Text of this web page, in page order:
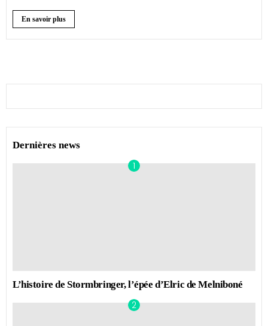
En savoir plus
Dernières news
L’histoire de Stormbringer, l’épée d’Elric de Melniboné